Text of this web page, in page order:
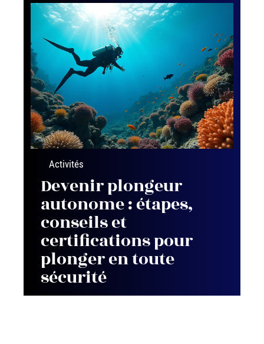
Activités
Devenir plongeur
autonome : étapes,
conseils et
certifications pour
plonger en toute
sécurité